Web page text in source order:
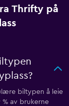
Thrifty på
biltypen å leie
% av brukerne